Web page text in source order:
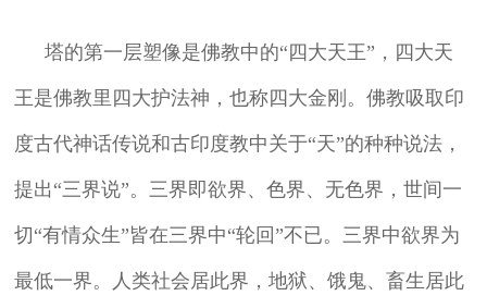
塔的第一层塑像是佛教中的“四大天王”，四大天
王是佛教里四大护法神，也称四大金刚。佛教吸取印
度古代神话传说和古印度教中关于“天”的种种说法，
提出“三界说”。三界即欲界、色界、无色界，世间一
切“有情众生”皆在三界中“轮回”不已。三界中欲界为
最低一界。人类社会居此界，地狱、饿鬼、畜生居此